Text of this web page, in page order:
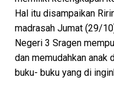
Hal itu disampaikan
madrasah Jumat (29/
Negeri 3 Sragen
dan memudahkan anak
buku- buku yang di